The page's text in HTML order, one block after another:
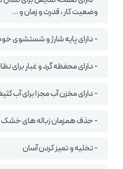
وضعیت کار ، قدرت و زمان و …
- دارای پایه شارژ و شستشوی
- دارای محفظه گرد و غبار
- دارای مخزن آب مجزا برای آب
- حذف همزمان زباله های
- تخلیه و تمیز کردن آسان